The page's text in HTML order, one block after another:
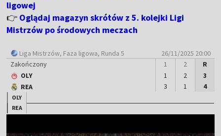
ligowej
👉 Oglądaj magazyn skrótów z 5. kolejki Ligi
Mistrzów po środowych meczach
Liga Mistrzów, Faza ligowa, Runda 5
26/11/2025 20:00
Zakończony
OLY
REA
1
1
3
2
2
1
R
3
4
OLY
REA